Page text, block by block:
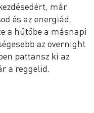
már
és az energiád.
a hűtőbe a másnapi
az overnight
pattansz ki az
a reggelid.